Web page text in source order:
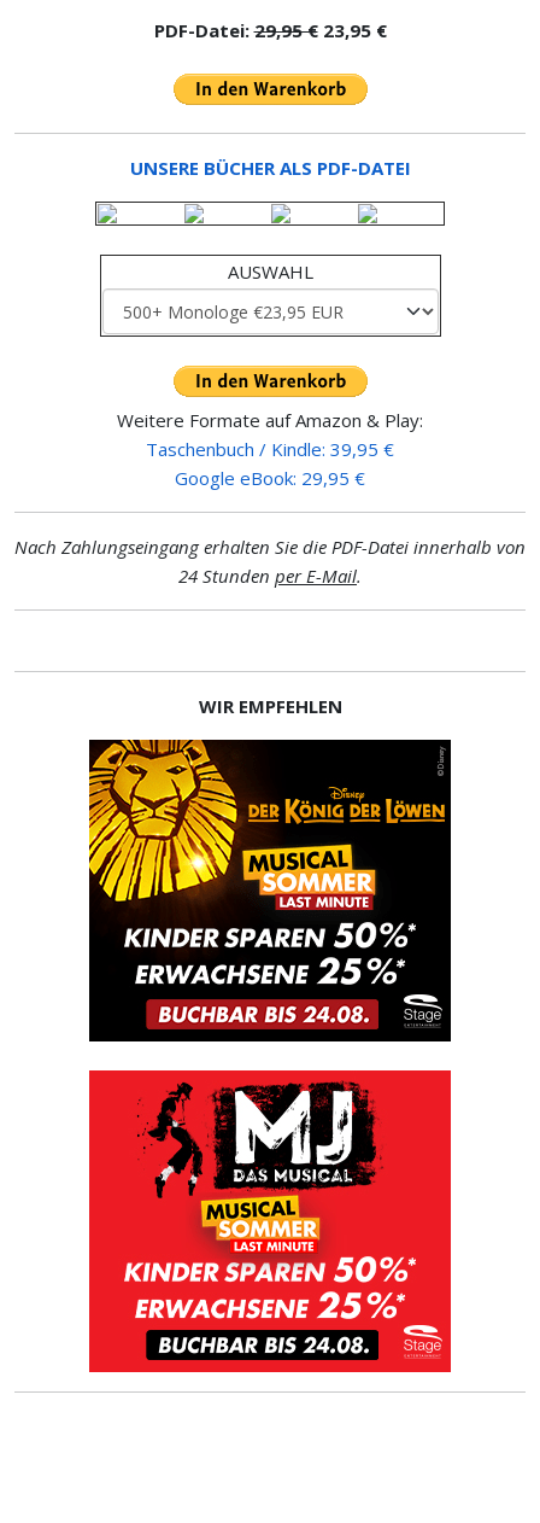
PDF-Datei:29,95 €23,95 €
UNSERE BÜCHER ALS PDF-DATEI
AUSWAHL
Weitere Formate auf Amazon & Play:
Taschenbuch / Kindle: 39,95 €
Google eBook: 29,95 €
Nach Zahlungseingang erhalten Sie die PDF-Datei innerhalb von
24 Stunden per E-Mail.
WIR EMPFEHLEN